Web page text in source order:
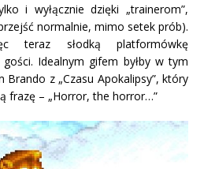
i wyłącznie dzięki „trainerom”,
normalnie, mimo setek prób).
teraz słodką platformówkę
Idealnym gifem byłby w tym
z „Czasu Apokalipsy”, który
frazę – „Horror, the horror…”